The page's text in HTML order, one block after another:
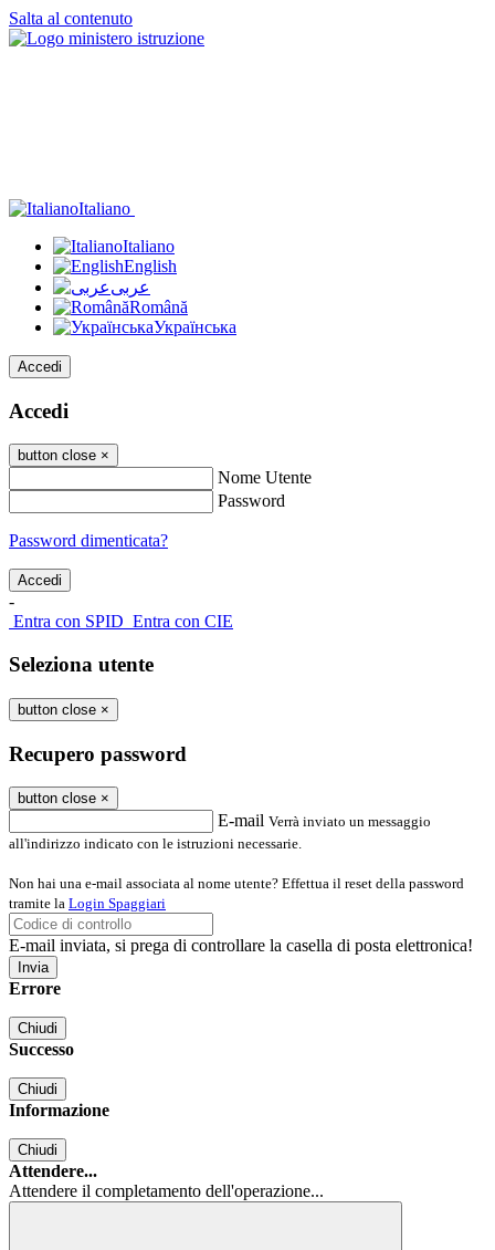
Salta al contenuto
Italiano
Italiano
English
عربى
Română
Українська
Accedi
Accedi
button close ×
Nome Utente
Password
Password dimenticata?
-
Entra con SPID Entra con CIE
Seleziona utente
button close ×
Recupero password
button close ×
E-mail Verrà inviato un messaggio
all'indirizzo indicato con le istruzioni necessarie.
Non hai una e-mail associata al nome utente? Effettua il reset della password
tramite la Login Spaggiari
E-mail inviata, si prega di controllare la casella di posta elettronica!
Errore
Chiudi
Successo
Chiudi
Informazione
Chiudi
Attendere...
Attendere il completamento dell'operazione...